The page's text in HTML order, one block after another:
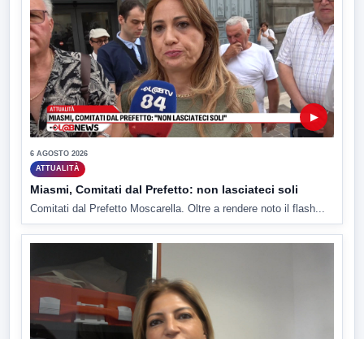
▶
6 AGOSTO 2026
ATTUALITÀ
Miasmi, Comitati dal Prefetto: non lasciateci soli
Comitati dal Prefetto Moscarella. Oltre a rendere noto il flash...